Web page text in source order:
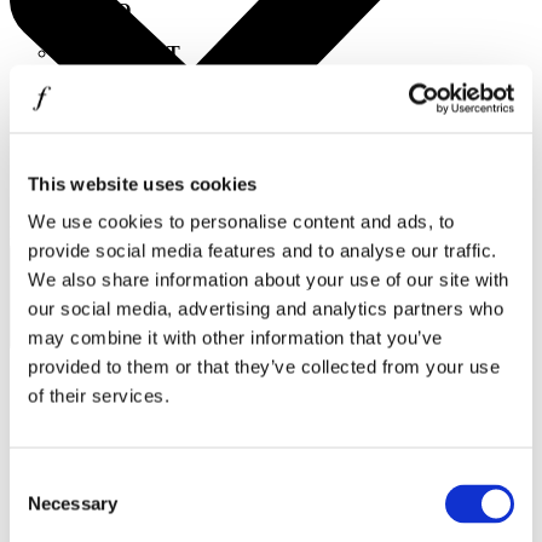
This website uses cookies
We use cookies to personalise content and ads, to
provide social media features and to analyse our traffic.
We also share information about your use of our site with
our social media, advertising and analytics partners who
may combine it with other information that you’ve
provided to them or that they’ve collected from your use
of their services.
Selection
Necessary
MINISO
MR GADGET
NIKE
OJO
OXETTE
OXFORD COMPANY
PANDORA
PAKKETO
PRIME TIMERS
Συμφωνώ με τηνΠολιτική Απορρήτου.
ΕΓΓΡΑΦΗ
Δευτέρα - Παρασκευή 10:00 - 21:00
Σάββατο 10:00 - 20:00